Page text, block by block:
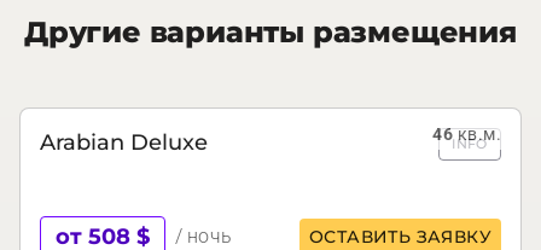
Другие варианты размещения
46кв.м.
Arabian Deluxe INFO
от 508 $ / ночь ОСТАВИТЬ ЗАЯВКУ